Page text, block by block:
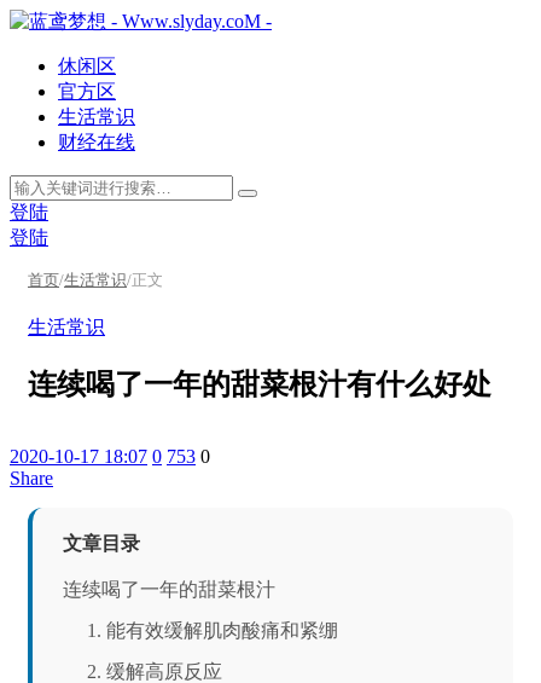
休闲区
官方区
生活常识
财经在线
登陆
登陆
首页/生活常识/正文
生活常识
连续喝了一年的甜菜根汁有什么好处
2020-10-17 18:07 0 753 0
Share
文章目录
连续喝了一年的甜菜根汁
1. 能有效缓解肌肉酸痛和紧绷
2. 缓解高原反应